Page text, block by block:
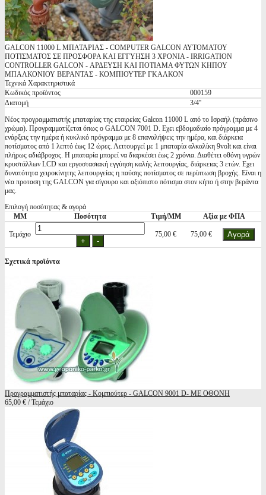
GALCON 11000 L ΜΠΑΤΑΡΙΑΣ - COMPUTER GALCON ΑΥΤΟΜΑΤΟΥ
ΠΟΤΙΣΜΑΤΟΣ ΣΕ ΠΡΟΣΦΟΡΑ ΚΑΙ ΕΓΓΥΗΣΗ 3 ΧΡΟΝΙΑ - IRRIGATION
CONTROLLER GALCON - ΑΡΔΕΥΣΗ ΚΑΙ ΠΟΤΙΑΜΑ ΦΥΤΩΝ ΚΗΠΟΥ
ΜΠΑΛΚΟΝΙΟΥ ΒΕΡΑΝΤΑΣ - ΚΟΜΠΙΟΥΤΕΡ ΓΚΑΛΚΟΝ
Τεχνικά Χαρακτηριστικά
Κωδικός προϊόντος
000159
Διατομή
3/4''
Νέος προγραμματιστής μπαταρίας της εταιρείας Galcon 11000 L από το Ισραήλ (πράσινο
χρώμα). Προγραμματίζεται όπως ο GALCON 7001 D. Εχει εβδομαδιαίο πρόγραμμα με 4
ενάρξεις την ημέρα ή κυκλικό πρόγραμμα με 8 επαναλήψεις την ημέρα, και διάρκεια
ποτίσματος από 1 λεπτό έως 12 ώρες. Λειτουργεί με 1 μπαταρία αλκαλίκη 9volt και είναι
πλήρως αδιάβροχος. Η μπαταρία μπορεί να διαρκέσει έως 2 χρόνια. Διαθέτει οθόνη υγρών
κρυστάλλων LCD και εργοστασιακή εγγύηση καλής λειτουργίας, διάρκειας 3 ετών. Εχει
δυνατότητα χειροκίνητης λειτουργείας η παύσης ποτίσματος σε περίπτωση βροχής. Είναι η
νέα προταση της GALCON για σίγουρο και αξιόπιστο πότισμα στον κήπο ή στην βεράντα
μας.
Επιλογή ποσότητας & αγορά
ΜΜ
Ποσότητα Τιμή/ΜΜ Αξία με ΦΠΑ
Τεμάχιο 75,00 € 75,00 €
Σχετικά προϊόντα
Προγραμματιστής μπαταρίας - Κομπιούτερ - GALCON 9001 D- ΜΕ ΟΘΟΝΗ
65,00 € / Τεμάχιο